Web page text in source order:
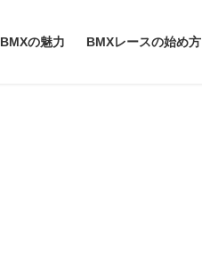
BMXの魅力 BMXレースの始め方